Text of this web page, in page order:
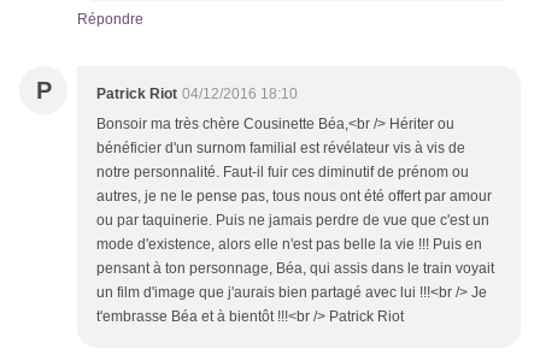
Répondre
P Patrick Riot 04/12/2016 18:10
Bonsoir ma très chère Cousinette Béa,<br /> Hériter ou
bénéficier d'un surnom familial est révélateur vis à vis de
notre personnalité. Faut-il fuir ces diminutif de prénom ou
autres, je ne le pense pas, tous nous ont été offert par amour
ou par taquinerie. Puis ne jamais perdre de vue que c'est un
mode d'existence, alors elle n'est pas belle la vie !!! Puis en
pensant à ton personnage, Béa, qui assis dans le train voyait
un film d'image que j'aurais bien partagé avec lui !!!<br /> Je
t'embrasse Béa et à bientôt !!!<br /> Patrick Riot